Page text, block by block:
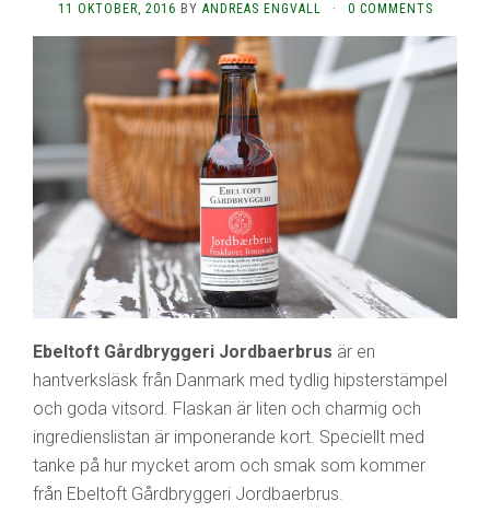
11 OKTOBER, 2016 BY ANDREAS ENGVALL · 0 COMMENTS
Ebeltoft Gårdbryggeri Jordbaerbrus är en
hantverksläsk från Danmark med tydlig hipsterstämpel
och goda vitsord. Flaskan är liten och charmig och
ingredienslistan är imponerande kort. Speciellt med
tanke på hur mycket arom och smak som kommer
från Ebeltoft Gårdbryggeri Jordbaerbrus.